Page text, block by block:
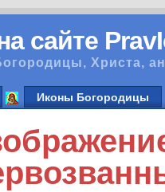
сайте
Христа,
Иконы Богородицы